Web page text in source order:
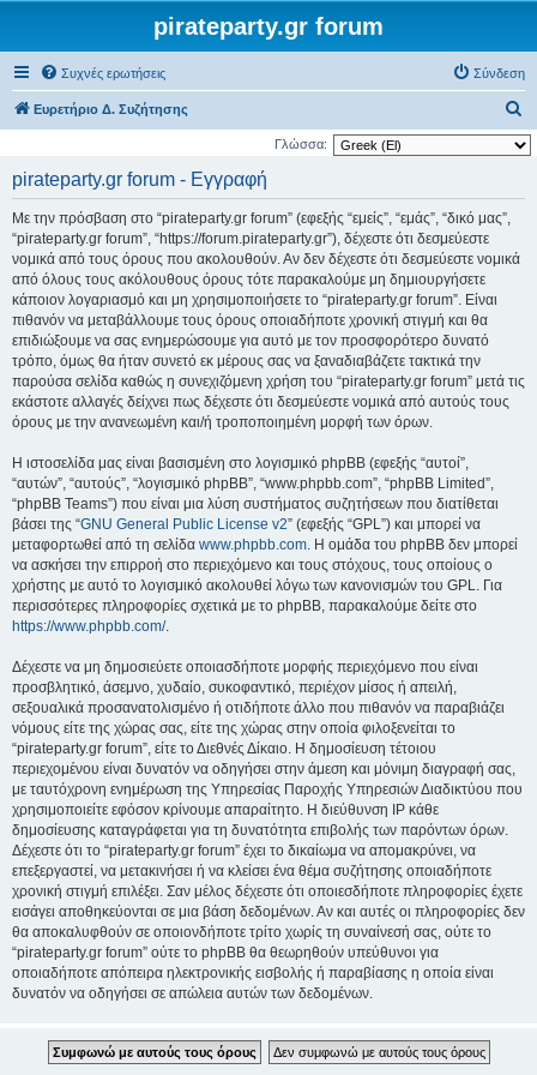
pirateparty.gr forum
Συχνές ερωτήσεις Σύνδεση
Ευρετήριο Δ. Συζήτησης
ν
Γλώσσα:
pirateparty.gr forum - Εγγραφή
Με την πρόσβαση στο “pirateparty.gr forum” (εφεξής “εμείς”, “εμάς”, “δικό μας”,
“pirateparty.gr forum”, “https://forum.pirateparty.gr”), δέχεστε ότι δεσμεύεστε
νομικά από τους όρους που ακολουθούν. Αν δεν δέχεστε ότι δεσμεύεστε νομικά
από όλους τους ακόλουθους όρους τότε παρακαλούμε μη δημιουργήσετε
κάποιον λογαριασμό και μη χρησιμοποιήσετε το “pirateparty.gr forum”. Είναι
πιθανόν να μεταβάλλουμε τους όρους οποιαδήποτε χρονική στιγμή και θα
επιδιώξουμε να σας ενημερώσουμε για αυτό με τον προσφορότερο δυνατό
τρόπο, όμως θα ήταν συνετό εκ μέρους σας να ξαναδιαβάζετε τακτικά την
παρούσα σελίδα καθώς η συνεχιζόμενη χρήση του “pirateparty.gr forum” μετά τις
εκάστοτε αλλαγές δείχνει πως δέχεστε ότι δεσμεύεστε νομικά από αυτούς τους
όρους με την ανανεωμένη και/ή τροποποιημένη μορφή των όρων.
Η ιστοσελίδα μας είναι βασισμένη στο λογισμικό phpBB (εφεξής “αυτοί”,
“αυτών”, “αυτούς”, “λογισμικό phpBB”, “www.phpbb.com”, “phpBB Limited”,
“phpBB Teams”) που είναι μια λύση συστήματος συζητήσεων που διατίθεται
βάσει της “GNU General Public License v2” (εφεξής “GPL”) και μπορεί να
μεταφορτωθεί από τη σελίδα www.phpbb.com. Η ομάδα του phpBB δεν μπορεί
να ασκήσει την επιρροή στο περιεχόμενο και τους στόχους, τους οποίους ο
χρήστης με αυτό το λογισμικό ακολουθεί λόγω των κανονισμών του GPL. Για
περισσότερες πληροφορίες σχετικά με το phpBB, παρακαλούμε δείτε στο
https://www.phpbb.com/.
Δέχεστε να μη δημοσιεύετε οποιασδήποτε μορφής περιεχόμενο που είναι
προσβλητικό, άσεμνο, χυδαίο, συκοφαντικό, περιέχον μίσος ή απειλή,
σεξουαλικά προσανατολισμένο ή οτιδήποτε άλλο που πιθανόν να παραβιάζει
νόμους είτε της χώρας σας, είτε της χώρας στην οποία φιλοξενείται το
“pirateparty.gr forum”, είτε το Διεθνές Δίκαιο. Η δημοσίευση τέτοιου
περιεχομένου είναι δυνατόν να οδηγήσει στην άμεση και μόνιμη διαγραφή σας,
με ταυτόχρονη ενημέρωση της Υπηρεσίας Παροχής Υπηρεσιών Διαδικτύου που
χρησιμοποιείτε εφόσον κρίνουμε απαραίτητο. Η διεύθυνση IP κάθε
δημοσίευσης καταγράφεται για τη δυνατότητα επιβολής των παρόντων όρων.
Δέχεστε ότι το “pirateparty.gr forum” έχει το δικαίωμα να απομακρύνει, να
επεξεργαστεί, να μετακινήσει ή να κλείσει ένα θέμα συζήτησης οποιαδήποτε
χρονική στιγμή επιλέξει. Σαν μέλος δέχεστε ότι οποιεσδήποτε πληροφορίες έχετε
εισάγει αποθηκεύονται σε μια βάση δεδομένων. Αν και αυτές οι πληροφορίες δεν
θα αποκαλυφθούν σε οποιονδήποτε τρίτο χωρίς τη συναίνεσή σας, ούτε το
“pirateparty.gr forum” ούτε το phpBB θα θεωρηθούν υπεύθυνοι για
οποιαδήποτε απόπειρα ηλεκτρονικής εισβολής ή παραβίασης η οποία είναι
δυνατόν να οδηγήσει σε απώλεια αυτών των δεδομένων.